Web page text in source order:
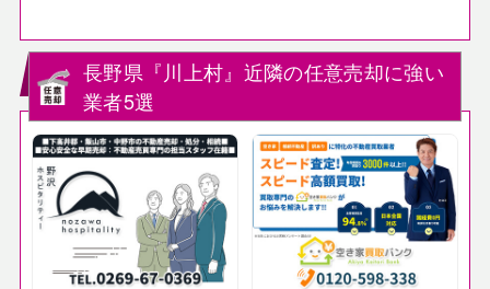
長野県『川上村』近隣の任意売却に強い
業者5選